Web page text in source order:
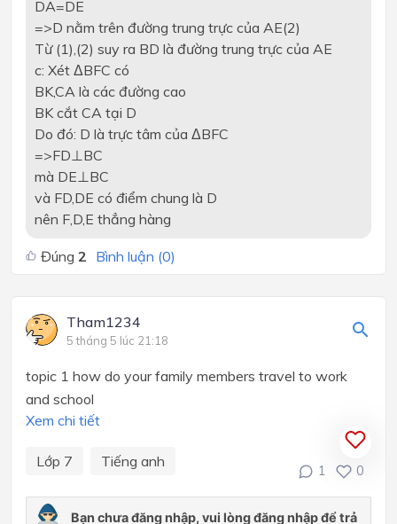
DA=DE
=>D nằm trên đường trung trực của AE(2)
Từ (1),(2) suy ra BD là đường trung trực của AE
c: Xét ΔBFC có
BK,CA là các đường cao
BK cắt CA tại D
Do đó: D là trực tâm của ΔBFC
=>FD⊥BC
mà DE⊥BC
và FD,DE có điểm chung là D
nên F,D,E thẳng hàng
Đúng 2 Bình luận (0)
Tham1234
5 tháng 5 lúc 21:18
topic 1 how do your family members travel to work
and school
Xem chi tiết
Lớp 7 Tiếng anh
1 0